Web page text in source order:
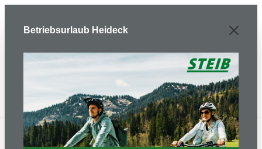
Mietpark Gartengeräte Heckenschere
Betriebsurlaub Heideck